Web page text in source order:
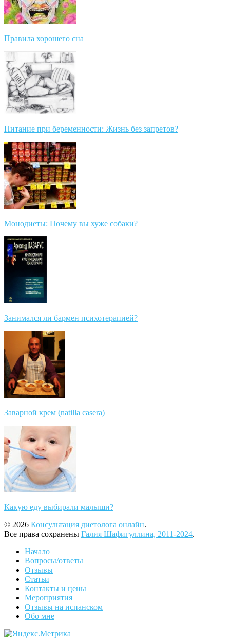
Правила хорошего сна
Питание при беременности: Жизнь без запретов?
Монодиеты: Почему вы хуже собаки?
Занимался ли бармен психотерапией?
Заварной крем (natilla casera)
Какую еду выбирали малыши?
© 2026 Консультация диетолога онлайн.
Все права сохранены Галия Шафигуллина, 2011-2024.
Начало
Вопросы/ответы
Отзывы
Статьи
Контакты и цены
Мероприятия
Отзывы на испанском
Обо мне